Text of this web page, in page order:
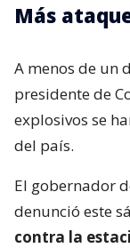
Más
A menos de un
presidente de
explosivos se
del país.
El gobernador
denunció este
contra la